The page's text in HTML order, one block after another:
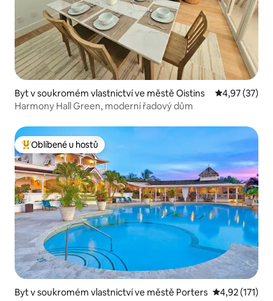
Byt v soukromém vlastnictví ve městě Oistins Průměrné
4,97 (37)
Harmony Hall Green, moderní řadový dům
Nejlepší v kategorii Oblíbené u hostů
Oblíbené u hostů
Byt v soukromém vlastnictví ve městě Porters Průměrné
4,92 (171)